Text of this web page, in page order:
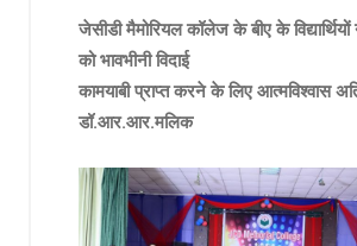
जेसीडी मैमोरियल कॉलेज के बीए के विद्यार्थियों
को भावभीनी विदाई
कामयाबी प्राप्त करने के लिए आत्मविश्वास
डॉ.आर.आर.मलिक